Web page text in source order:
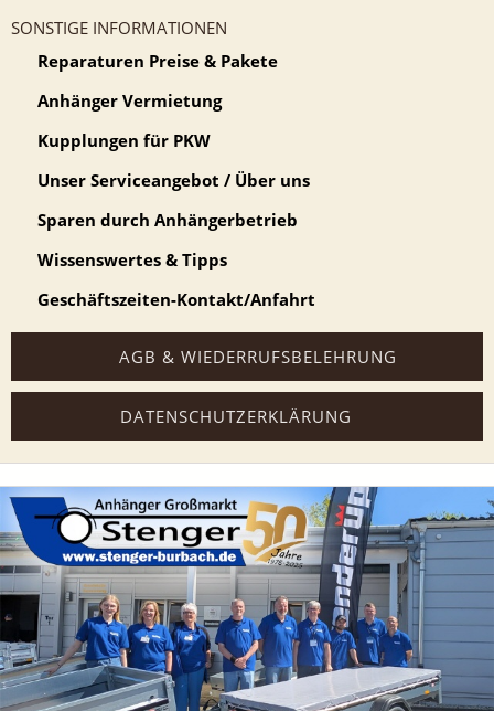
SONSTIGE INFORMATIONEN
Reparaturen Preise & Pakete
Anhänger Vermietung
Kupplungen für PKW
Unser Serviceangebot / Über uns
Sparen durch Anhängerbetrieb
Wissenswertes & Tipps
Geschäftszeiten-Kontakt/Anfahrt
AGB & WIEDERRUFSBELEHRUNG
DATENSCHUTZERKLÄRUNG